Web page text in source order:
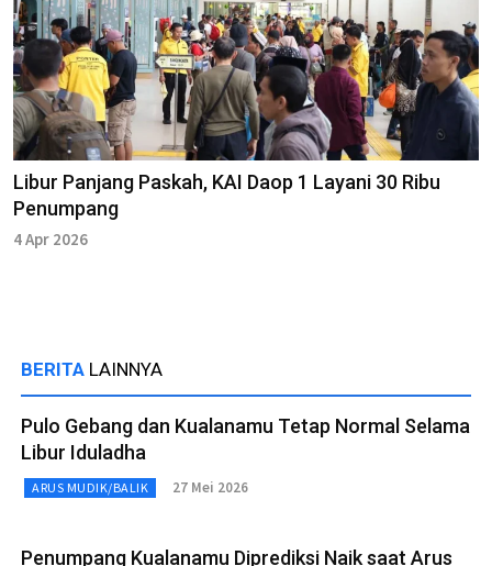
Libur Panjang Paskah, KAI Daop 1 Layani 30 Ribu
Penumpang
4 Apr 2026
BERITA LAINNYA
Pulo Gebang dan Kualanamu Tetap Normal Selama
Libur Iduladha
ARUS MUDIK/BALIK 27 Mei 2026
Penumpang Kualanamu Diprediksi Naik saat Arus